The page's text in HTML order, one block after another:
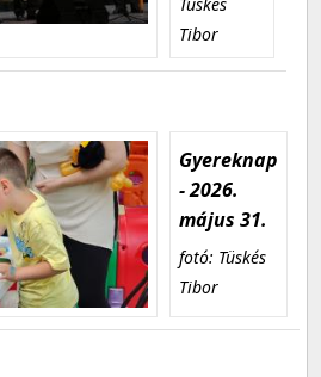
Tibor
Gyereknap
- 2026.
május 31.
fotó: Tüskés
Tibor